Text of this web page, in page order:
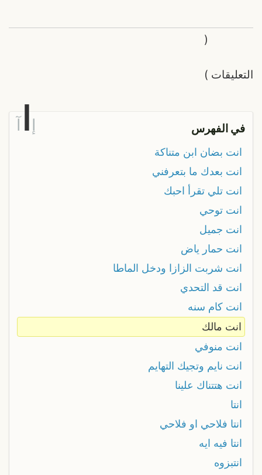
التعليقات
(
)
في الفهرس إ آ
انت بضان ابن متناكة
انت بعدك ما بتعرفني
انت تلي تقرأ احبك
انت توحي
انت جميل
انت حمار ياض
انت شربت الزازا ودخل الماطا
انت قد التحدي
انت كام سنه
انت مالك
انت منوفي
انت نايم وتجيك التهايم
انت هتتناك علينا
انتا
انتا فلاحي او فلاحي
انتا فيه ايه
انتبزوه